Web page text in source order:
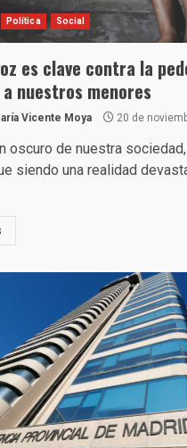
Política Social
es clave contra la
nuestros menores
Vicente Moya 20 de
oscuro de nuestra
siendo una realidad